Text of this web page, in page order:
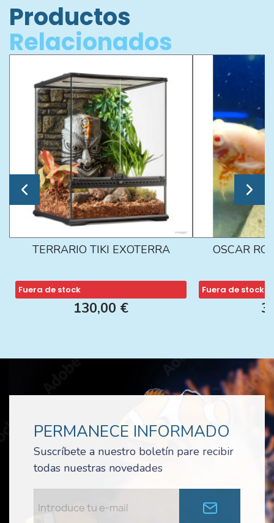
Productos
Relacionados
TERRARIO TIKI EXOTERRA
Fuera de stock
130,00 €
OSCAR
Fuera de stock
PERMANECE INFORMADO
Suscríbete a nuestro boletín pare recibir
todas nuestras novedades